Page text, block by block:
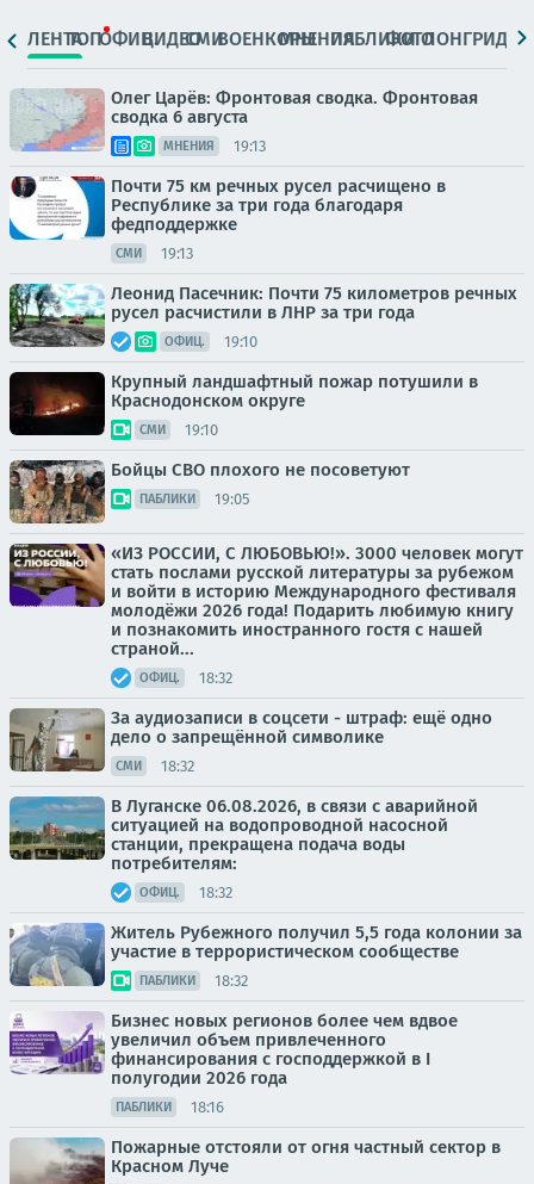
ЛЕНТАТОПОФИЦ.ВИДЕОСМИВОЕНКОРЫМНЕНИЯПАБЛИКИ
ФОТОЛОНГРИДЫ
Олег Царёв: Фронтовая сводка. Фронтовая
сводка 6 августа
МНЕНИЯ 19:13
Почти 75 км речных русел расчищено в
Республике за три года благодаря
федподдержке
СМИ 19:13
Леонид Пасечник: Почти 75 километров речных
русел расчистили в ЛНР за три года
ОФИЦ. 19:10
Крупный ландшафтный пожар потушили в
Краснодонском округе
СМИ 19:10
Бойцы СВО плохого не посоветуют
ПАБЛИКИ 19:05
«ИЗ РОССИИ, С ЛЮБОВЬЮ!». 3000 человек могут
стать послами русской литературы за рубежом
и войти в историю Международного фестиваля
молодёжи 2026 года! Подарить любимую книгу
и познакомить иностранного гостя с нашей
страной...
ОФИЦ. 18:32
За аудиозаписи в соцсети - штраф: ещё одно
дело о запрещённой символике
СМИ 18:32
В Луганске 06.08.2026, в связи с аварийной
ситуацией на водопроводной насосной
станции, прекращена подача воды
потребителям:
ОФИЦ. 18:32
Житель Рубежного получил 5,5 года колонии за
участие в террористическом сообществе
ПАБЛИКИ 18:32
Бизнес новых регионов более чем вдвое
увеличил объем привлеченного
финансирования с господдержкой в I
полугодии 2026 года
ПАБЛИКИ 18:16
Пожарные отстояли от огня частный сектор в
Красном Луче